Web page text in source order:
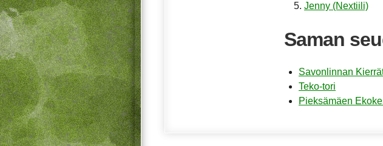
Jenny (Nextiili)
Saman
Savonlinnan
Teko-tori
Pieksämäen